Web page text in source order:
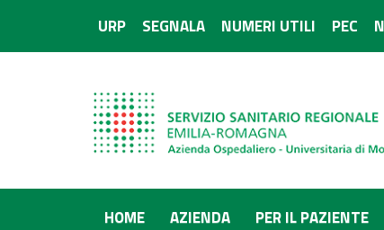
URP SEGNALA NUMERI UTILI PEC
HOME AZIENDA PER IL PAZIENTE